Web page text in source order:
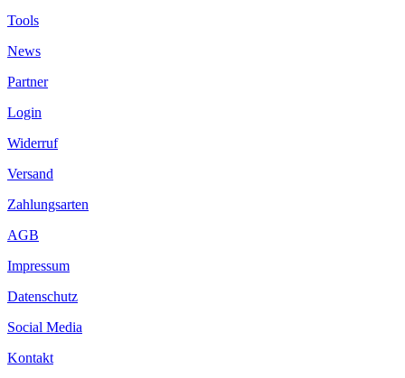
Tools
News
Partner
Login
Widerruf
Versand
Zahlungsarten
AGB
Impressum
Datenschutz
Social Media
Kontakt